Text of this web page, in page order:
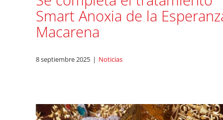
Smart Anoxia de la
Macarena
8 septiembre 2025 | Noticias